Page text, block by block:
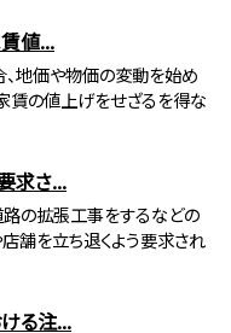
値...
地価や物価の変動を始め
賃の値上げをせざるを得な
求さ...
の拡張工事をするなどの
舗を立ち退くよう要求され
る注...